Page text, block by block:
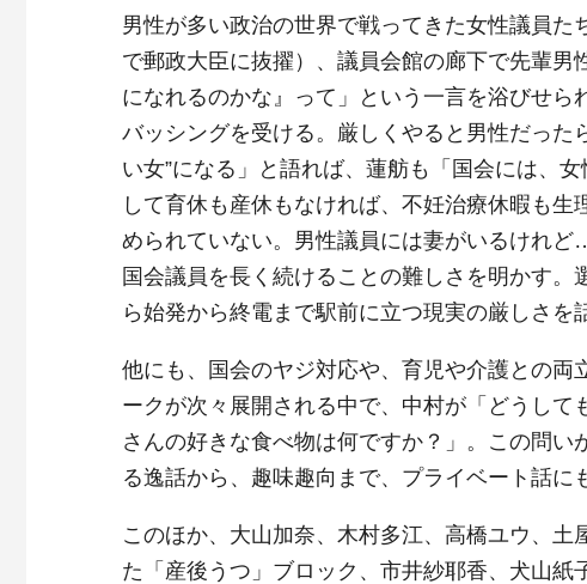
男性が多い政治の世界で戦ってきた女性議員
で郵政大臣に抜擢）、議員会館の廊下で先輩
になれるのかな』って」という一言を浴びせ
バッシングを受ける。厳しくやると男性だった
い女”になる」と語れば、蓮舫も「国会には、
して育休も産休もなければ、不妊治療休暇も
められていない。男性議員には妻がいるけれ
国会議員を長く続けることの難しさを明かす。
ら始発から終電まで駅前に立つ現実の厳しさを
他にも、国会のヤジ対応や、育児や介護との両
ークが次々展開される中で、中村が「どうし
さんの好きな食べ物は何ですか？」。この問
る逸話から、趣味趣向まで、プライベート話に
このほか、大山加奈、木村多江、高橋ユウ、土
た「産後うつ」ブロック、市井紗耶香、犬山紙